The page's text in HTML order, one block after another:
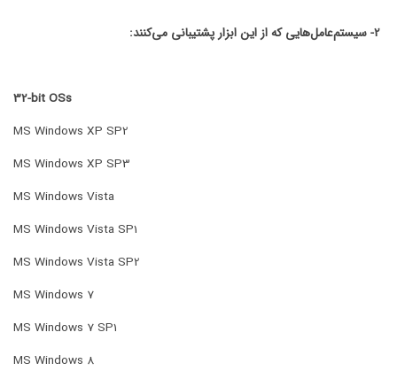
2- سیستم‌عامل‌هایی که از این ابزار پشتیبانی می‌کنند:
32-bit OSs
MS Windows XP SP2
MS Windows XP SP3
MS Windows Vista
MS Windows Vista SP1
MS Windows Vista SP2
MS Windows 7
MS Windows 7 SP1
MS Windows 8